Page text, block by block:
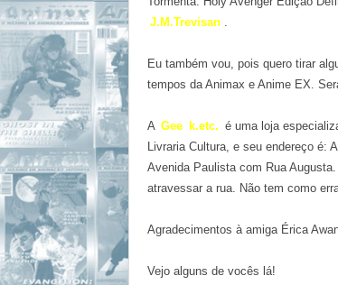
J.M.Trevisan .
Eu também vou, pois quero tirar
tempos da Animax e Anime EX.
A Gee k.etc. é uma loja
Livraria Cultura, e seu endereço é:
Avenida Paulista com Rua
atravessar a rua. Não tem como
Agradecimentos à amiga Érica
Vejo alguns de vocês lá!